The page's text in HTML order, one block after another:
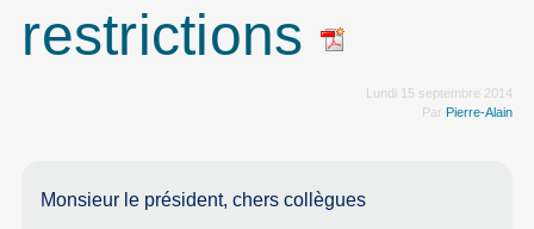
restrictions
Lundi 15 septembre 2014
Par Pierre-Alain
Monsieur le président, chers collègues